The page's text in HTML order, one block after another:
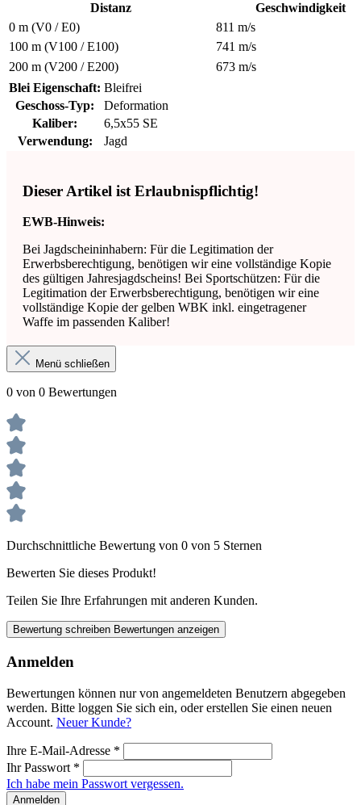
Distanz
Geschwindigkeit
0 m (V0 / E0)
811 m/s
100 m (V100 / E100)
741 m/s
200 m (V200 / E200)
673 m/s
Blei Eigenschaft: Bleifrei
Geschoss-Typ:
Deformation
Kaliber:
6,5x55 SE
Verwendung:
Jagd
Dieser Artikel ist Erlaubnispflichtig!
EWB-Hinweis:
Bei Jagdscheininhabern: Für die Legitimation der
Erwerbsberechtigung, benötigen wir eine vollständige Kopie
des gültigen Jahresjagdscheins! Bei Sportschützen: Für die
Legitimation der Erwerbsberechtigung, benötigen wir eine
vollständige Kopie der gelben WBK inkl. eingetragener
Waffe im passenden Kaliber!
Menü schließen
0 von 0 Bewertungen
Durchschnittliche Bewertung von 0 von 5 Sternen
Bewerten Sie dieses Produkt!
Teilen Sie Ihre Erfahrungen mit anderen Kunden.
Bewertung schreiben Bewertungen anzeigen
Anmelden
Bewertungen können nur von angemeldeten Benutzern abgegeben
werden. Bitte loggen Sie sich ein, oder erstellen Sie einen neuen
Account. Neuer Kunde?
Ihre E-Mail-Adresse *
Ihr Passwort *
Ich habe mein Passwort vergessen.
Anmelden